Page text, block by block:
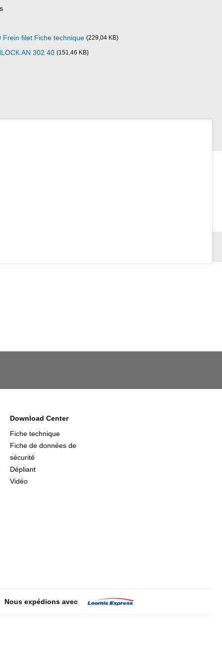
Frein filet Fiche technique (229,04 KB)
AN 302 40 (151,46 KB)
Download Center
Fiche technique
Fiche de données de
sécurité
Dépliant
Vidéo
Nous expédions avec